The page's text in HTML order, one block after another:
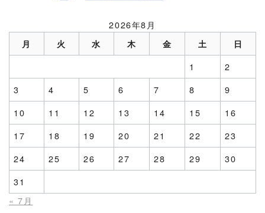
2026年8月
月 火 水 木 金 土 日
1
2
3
4 5 6 7 8
9
10
11 12 13 14 15
16
17
18 19 20 21 22
23
24
25 26 27 28 29
30
31
« 7月